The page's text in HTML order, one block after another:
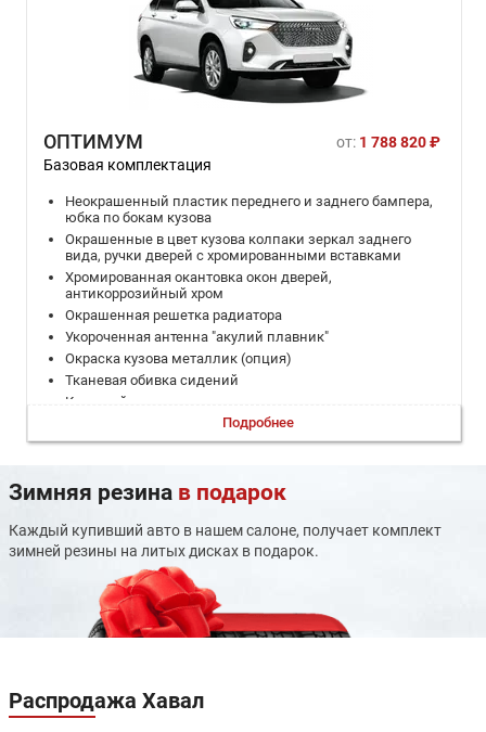
ОПТИМУМ от: 1 788 820 ₽
Базовая комплектация
Неокрашенный пластик переднего и заднего бампера,
юбка по бокам кузова
Окрашенные в цвет кузова колпаки зеркал заднего
вида, ручки дверей с хромированными вставками
Хромированная окантовка окон дверей,
антикоррозийный хром
Окрашенная решетка радиатора
Укороченная антенна "акулий плавник"
Окраска кузова металлик (опция)
Тканевая обивка сидений
Кожаный руль
Макияжное зеркало в солнцезащитном козырьке
пассажира
Передний центральный плафон внутреннего освещения
Потолочные ручки интерьера для посадки пассажиров
Подогрев и электрорегулировка зеркал заднего вида
Электроподогрев заднего стекла
Электростеклоподъемники 4 дверей с автодоводчиком
со стороны водителя с функцией антизажима
Электронный стояночный тормоз EPB с функцией Brake
Воздуховоды заднего ряда
Розетка, 12В для передних пассажиров на центральном
Подробнее
Зимняя резина в подарок
Каждый купивший авто в нашем салоне, получает комплект
зимней резины на литых дисках в подарок.
Распродажа Хавал